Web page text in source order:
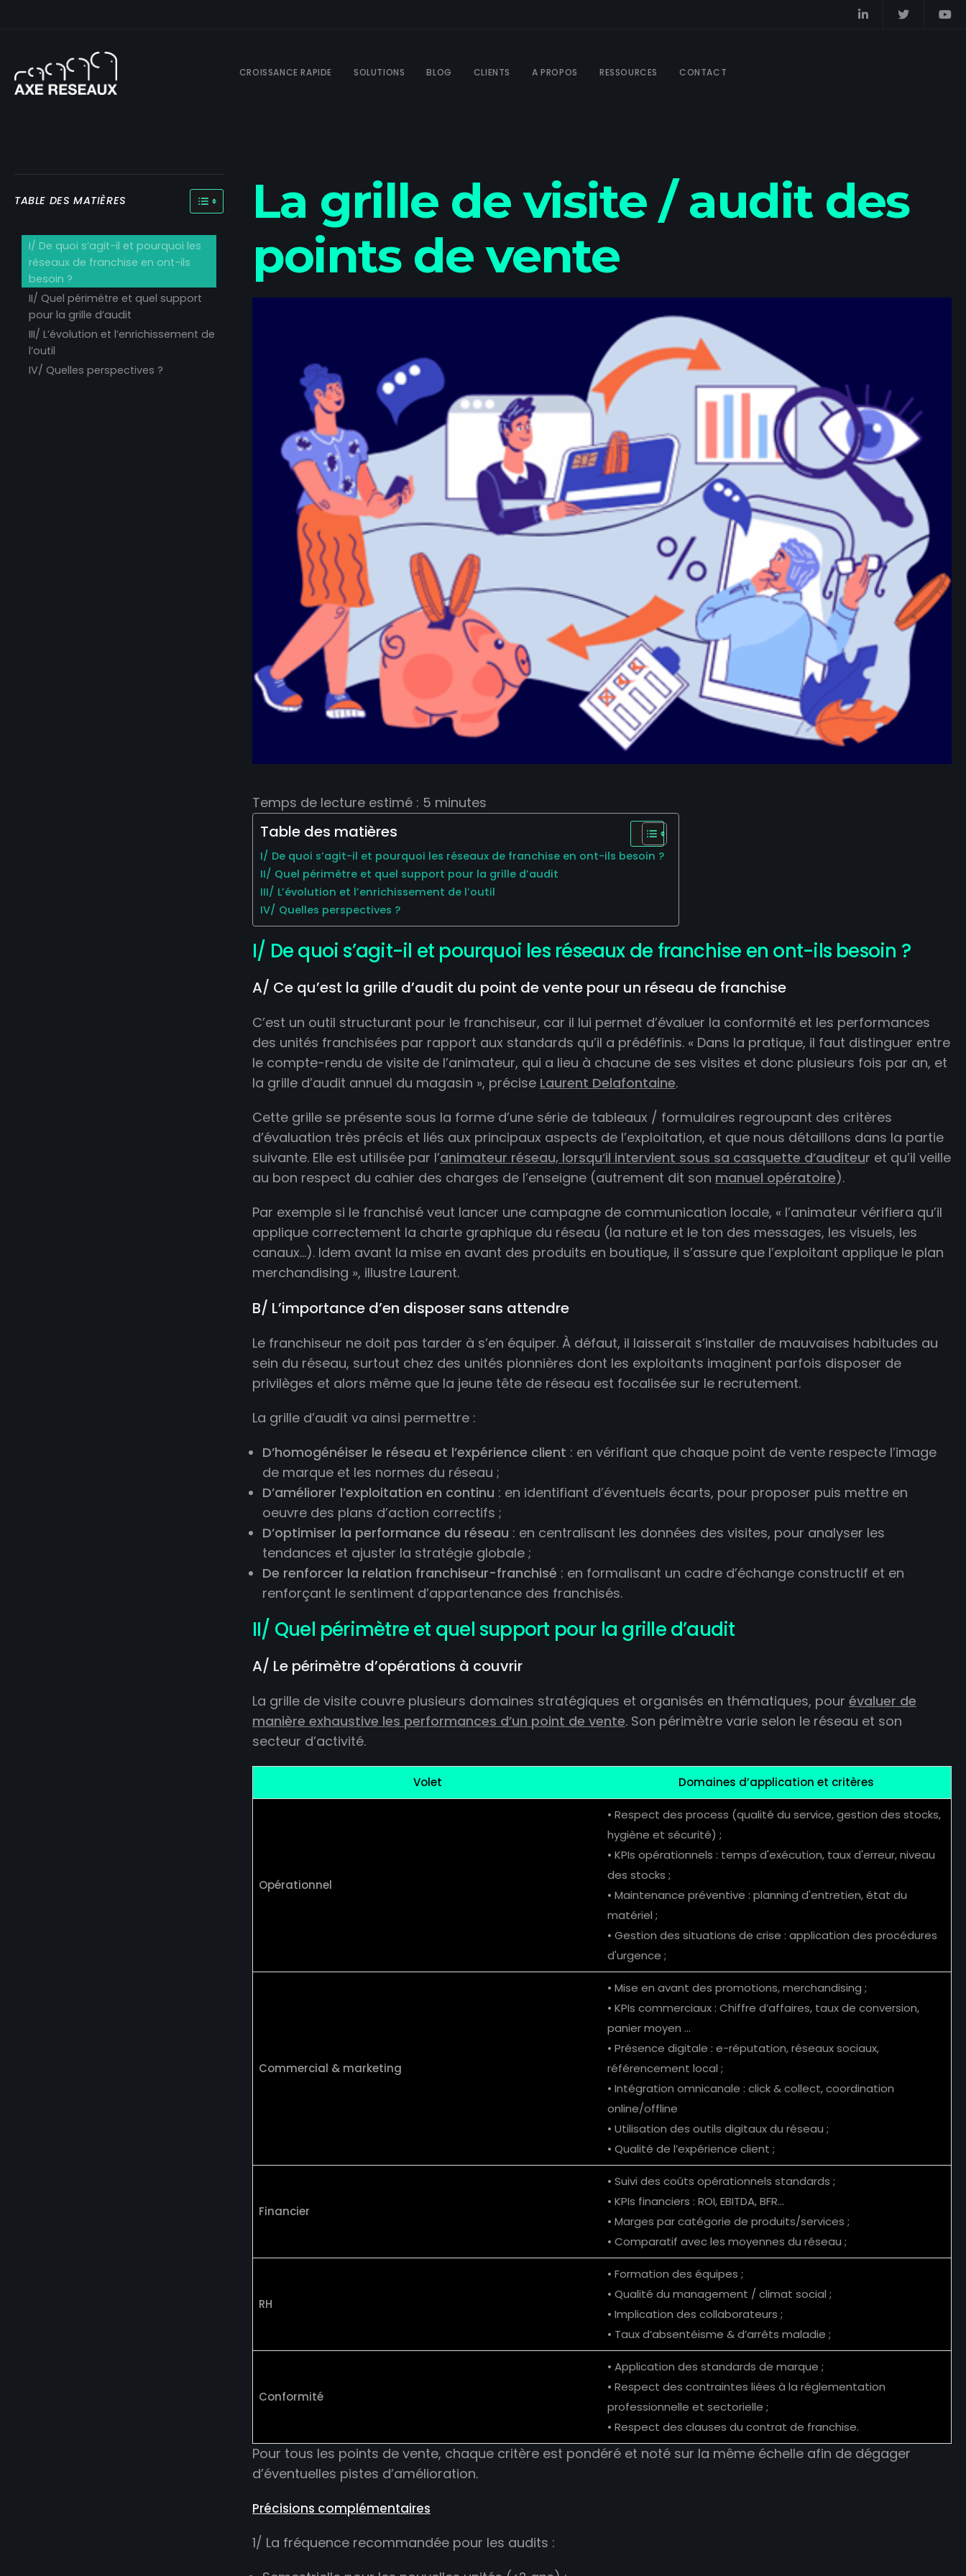
CROISSANCE RAPIDE SOLUTIONS BLOG CLIENTS A PROPOS RESSOURCES CONTACT
La grille de visite / audit des
points de vente
Temps de lecture estimé : 5 minutes
Table des matières
I/ De quoi s’agit-il et pourquoi les réseaux de franchise en ont-ils besoin ?
II/ Quel périmètre et quel support pour la grille d’audit
III/ L’évolution et l’enrichissement de l’outil
IV/ Quelles perspectives ?
I/ De quoi s’agit-il et pourquoi les réseaux de franchise en ont-ils besoin ?
A/ Ce qu’est la grille d’audit du point de vente pour un réseau de franchise
C’est un outil structurant pour le franchiseur, car il lui permet d’évaluer la conformité et les performances
des unités franchisées par rapport aux standards qu’il a prédéfinis. « Dans la pratique, il faut distinguer entre
le compte-rendu de visite de l’animateur, qui a lieu à chacune de ses visites et donc plusieurs fois par an, et
la grille d’audit annuel du magasin », précise Laurent Delafontaine.
Cette grille se présente sous la forme d’une série de tableaux / formulaires regroupant des critères
d’évaluation très précis et liés aux principaux aspects de l’exploitation, et que nous détaillons dans la partie
suivante. Elle est utilisée par l’animateur réseau, lorsqu’il intervient sous sa casquette d’auditeur et qu’il veille
au bon respect du cahier des charges de l’enseigne (autrement dit son manuel opératoire).
Par exemple si le franchisé veut lancer une campagne de communication locale, « l’animateur vérifiera qu’il
applique correctement la charte graphique du réseau (la nature et le ton des messages, les visuels, les
canaux…). Idem avant la mise en avant des produits en boutique, il s’assure que l’exploitant applique le plan
merchandising », illustre Laurent.
B/ L’importance d’en disposer sans attendre
Le franchiseur ne doit pas tarder à s’en équiper. À défaut, il laisserait s’installer de mauvaises habitudes au
sein du réseau, surtout chez des unités pionnières dont les exploitants imaginent parfois disposer de
privilèges et alors même que la jeune tête de réseau est focalisée sur le recrutement.
La grille d’audit va ainsi permettre :
D’homogénéiser le réseau et l’expérience client : en vérifiant que chaque point de vente respecte l’image
de marque et les normes du réseau ;
D’améliorer l’exploitation en continu : en identifiant d’éventuels écarts, pour proposer puis mettre en
oeuvre des plans d’action correctifs ;
D’optimiser la performance du réseau : en centralisant les données des visites, pour analyser les
tendances et ajuster la stratégie globale ;
De renforcer la relation franchiseur-franchisé : en formalisant un cadre d’échange constructif et en
renforçant le sentiment d’appartenance des franchisés.
II/ Quel périmètre et quel support pour la grille d’audit
A/ Le périmètre d’opérations à couvrir
La grille de visite couvre plusieurs domaines stratégiques et organisés en thématiques, pour évaluer de
manière exhaustive les performances d’un point de vente. Son périmètre varie selon le réseau et son
secteur d’activité.
Volet Domaines d’application et critères
Opérationnel
• Respect des process (qualité du service, gestion des stocks,
hygiène et sécurité) ;
• KPIs opérationnels : temps d'exécution, taux d'erreur, niveau
des stocks ;
• Maintenance préventive : planning d'entretien, état du
matériel ;
• Gestion des situations de crise : application des procédures
d'urgence ;
Commercial & marketing
• Mise en avant des promotions, merchandising ;
• KPIs commerciaux : Chiffre d’affaires, taux de conversion,
panier moyen ...
• Présence digitale : e-réputation, réseaux sociaux,
référencement local ;
• Intégration omnicanale : click & collect, coordination
online/offline
• Utilisation des outils digitaux du réseau ;
• Qualité de l’expérience client ;
Financier
• Suivi des coûts opérationnels standards ;
• KPIs financiers : ROI, EBITDA, BFR...
• Marges par catégorie de produits/services ;
• Comparatif avec les moyennes du réseau ;
RH
• Formation des équipes ;
• Qualité du management / climat social ;
• Implication des collaborateurs ;
• Taux d’absentéisme & d’arrêts maladie ;
Conformité
• Application des standards de marque ;
• Respect des contraintes liées à la réglementation
professionnelle et sectorielle ;
• Respect des clauses du contrat de franchise.
Pour tous les points de vente, chaque critère est pondéré et noté sur la même échelle afin de dégager
d’éventuelles pistes d’amélioration.
Précisions complémentaires
1/ La fréquence recommandée pour les audits :
TABLE DES MATIÈRES TOGGLE TABLE OF CONTENT
I/ De quoi s’agit-il et pourquoi les
réseaux de franchise en ont-ils
besoin ?
II/ Quel périmètre et quel support
pour la grille d’audit
III/ L’évolution et l’enrichissement de
l’outil
IV/ Quelles perspectives ?